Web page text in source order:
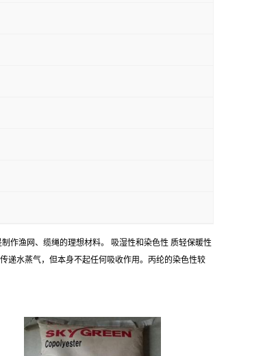
作渔网、缆绳的理想材料。 吸湿性和染色性 质轻保暖性
递水蒸气，但本身不起任何吸收作用。丙纶的染色性较